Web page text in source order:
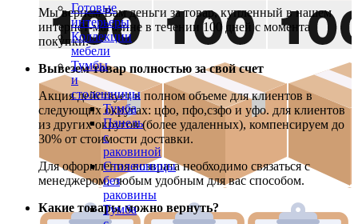
Готовые
интерьеры
Коллекции
мебели
Тумбы
и
столешницы
Тумба
Панель
с
раковиной
Столешницы
без
раковины
Тумба
Мы вернем Вам деньги за товар, купленный в нашем
интернет-магазине в течении 100 дней с момента
покупки.
Вывезем товар полностью за свой счет
Акция действует в полном объеме для клиентов в
следующих округах: цфо, пфо,сзфо и уфо. для клиентов
из других округов (более удаленных), компенсируем до
30% от стоимости доставки.
Для оформления возврата необходимо связаться с
менеджером, любым удобным для вас способом.
Какие товары можно вернуть?